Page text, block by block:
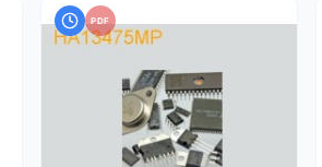
PDF